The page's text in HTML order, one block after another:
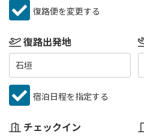
復路便を変更する
復路出発地
石垣
宿泊日程を指定する
チェックイン